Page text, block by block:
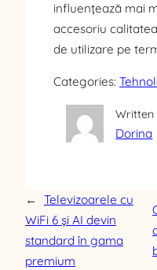
influențează mai
accesoriu
de utilizare pe
Categories:
Written
Dorina
←
Televizoarele cu
WiFi 6 și AI devin
standard în gama
premium